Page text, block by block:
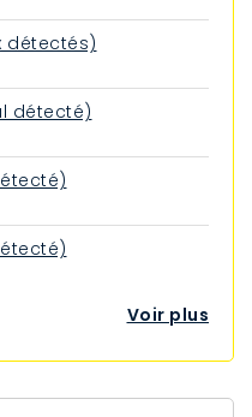
détectés)
détecté)
Voir plus